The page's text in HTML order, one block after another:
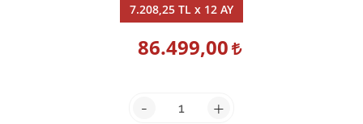
7.208,25 TL x 12 AY
86.499,00
- +